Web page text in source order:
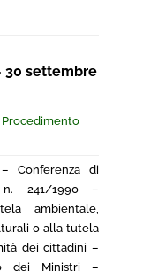
30 settembre
Procedimento
Conferenza di
241/1990 –
ambientale,
o alla tutela
dei cittadini –
dei Ministri –